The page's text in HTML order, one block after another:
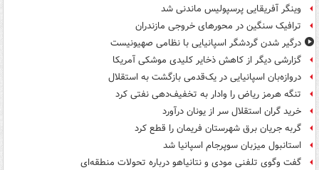
وینگر آفریقایی پرسپولیس ماندنی شد
ترافیک سنگین در محورهای خروجی مازندران
درگیر شدن گردشگر اسپانیایی با نظامی صهیونیست
گزارشی دیگر از کاهش ذخایر کلیدی موشکی آمریکا
دروازه‌بان اسپانیایی در یک‌قدمی بازگشت به استقلال
تنگه هرمز ریاض را وادار به تخفیف‌دهی نفتی کرد
خرید گران استقلال سر از یونان درآورد
گربه جریان برق شهرستان فریمان را قطع کرد
استانبول میزبان سوپرجام اسپانیا شد
گفت وگوی تلفنی مودی و نتانیاهو درباره تحولات منطقه‌ای